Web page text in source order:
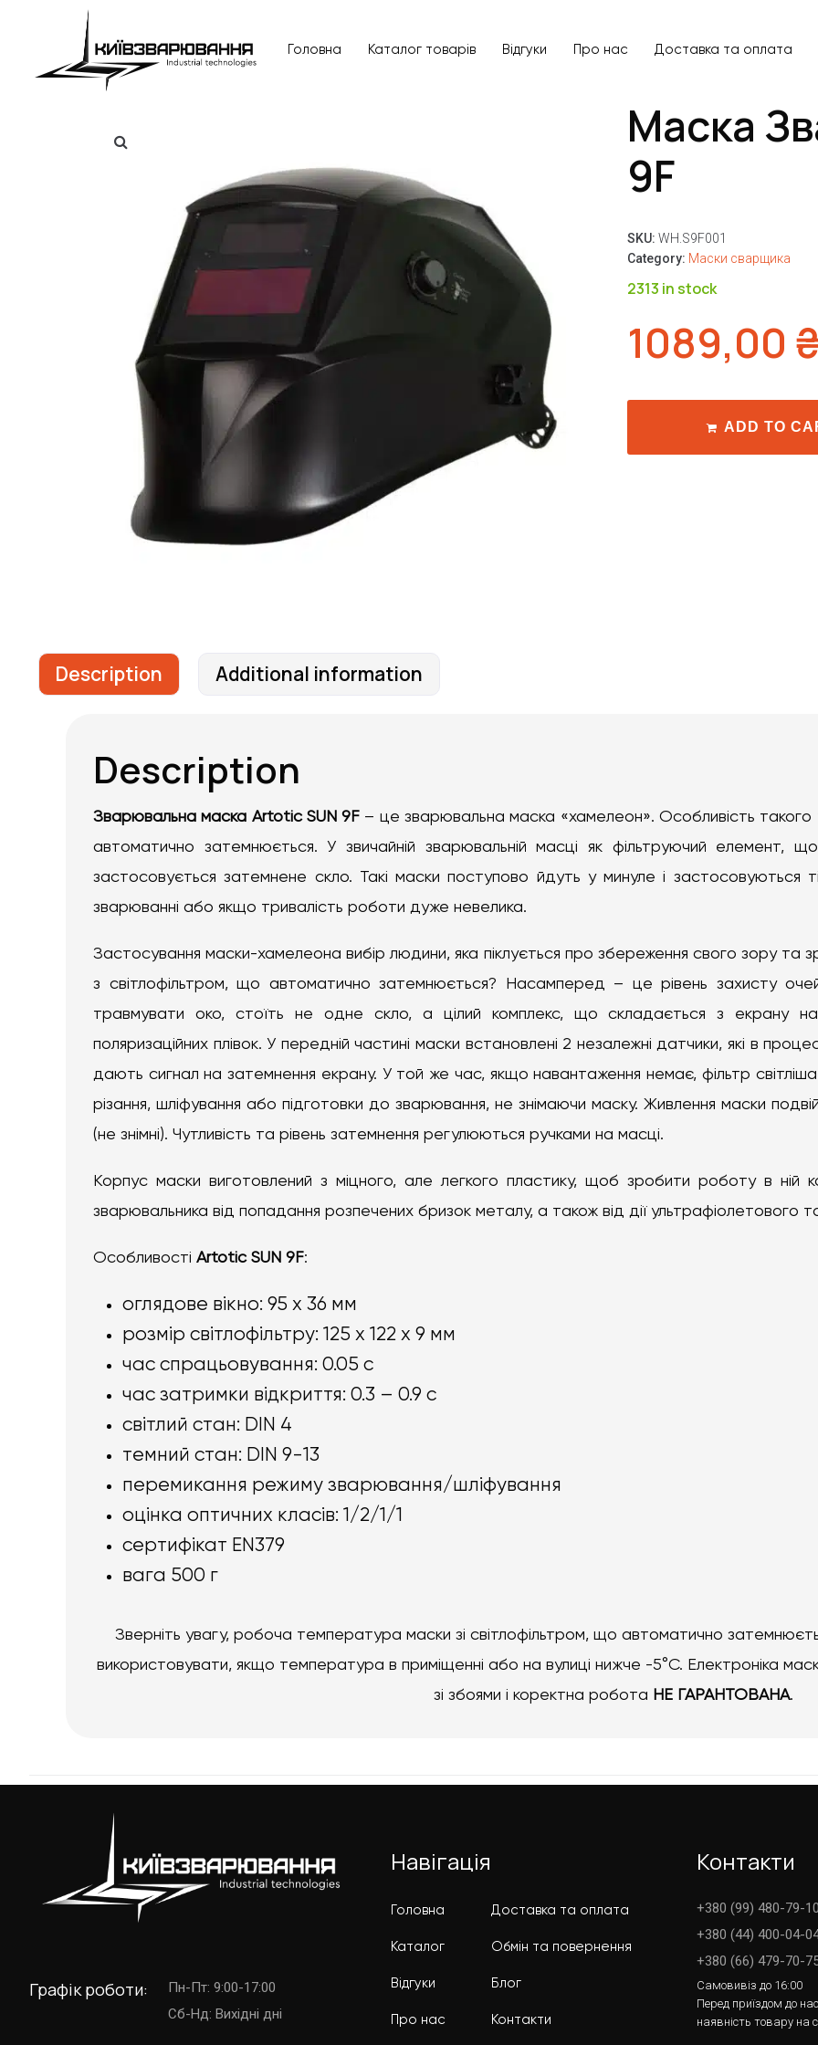
Головна Каталог товарів Відгуки Про нас Доставка та оплата
Маска
9F
SKU: WH.S9F001
Category: Маски сварщика
2313 in stock
1089,00 ₴
ADD TO
Description Additional information
Description
Зварювальна маска Artotic SUN 9F – це зварювальна маска «хамелеон». Особливість такого
автоматично затемнюється. У звичайній зварювальній масці як фільтруючий елемент,
застосовується затемнене скло. Такі маски поступово йдуть у минуле і застосовуються
зварюванні або якщо тривалість роботи дуже невелика.
Застосування маски-хамелеона вибір людини, яка піклується про збереження свого зору та
з світлофільтром, що автоматично затемнюється? Насамперед – це рівень захисту
травмувати око, стоїть не одне скло, а цілий комплекс, що складається з екрану на
поляризаційних плівок. У передній частині маски встановлені 2 незалежні датчики, які в
дають сигнал на затемнення екрану. У той же час, якщо навантаження немає, фільтр
різання, шліфування або підготовки до зварювання, не знімаючи маску. Живлення маски
(не знімні). Чутливість та рівень затемнення регулюються ручками на масці.
Корпус маски виготовлений з міцного, але легкого пластику, щоб зробити роботу в
зварювальника від попадання розпечених бризок металу, а також від дії ультрафіолетового
Особливості Artotic SUN 9F:
оглядове вікно: 95 х 36 мм
розмір світлофільтру: 125 х 122 x 9 мм
час спрацьовування: 0.05 с
час затримки відкриття: 0.3 – 0.9 с
світлий стан: DIN 4
темний стан: DIN 9-13
перемикання режиму зварювання/шліфування
оцінка оптичних класів: 1/2/1/1
сертифікат EN379
вага 500 г
Зверніть увагу, робоча температура маски зі світлофільтром, що автоматично
використовувати, якщо температура в приміщенні або на вулиці нижче -5°C. Електроніка
зі збоями і коректна робота НЕ ГАРАНТОВАНА.
Графік роботи:
Пн-Пт: 9:00-17:00
Cб-Нд: Вихідні дні
Навігація
Головна
Каталог
Відгуки
Про нас
Доставка та оплата
Обмін та повернення
Блог
Контакти
Контакти
+380 (99) 480-79-
+380 (44) 400-04-
+380 (66) 479-70-
Самовивіз до 16:00
Перед приїздом до
наявність товару на
Доставка та оплата
Повернення та обмін